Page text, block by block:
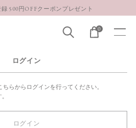
500円OFFクーポンプレゼント
お問い合わせと商品配送に関しまして
500円OFFクーポンプレゼント
0
ログイン
らからログインを行ってください。
ログイン